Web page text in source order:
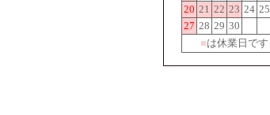
20 21 22 23 24 25
27 28 29 30
■は休業日です